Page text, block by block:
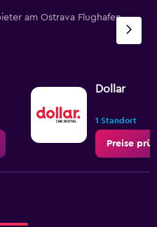
am Ostrava Flughafen
Dollar
1 Standort
Preise